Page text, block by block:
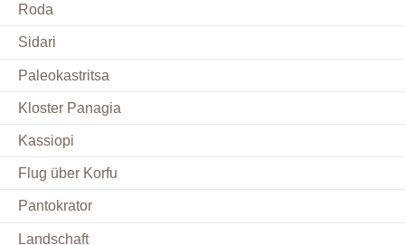
Roda
Sidari
Paleokastritsa
Kloster Panagia
Kassiopi
Flug über Korfu
Pantokrator
Landschaft